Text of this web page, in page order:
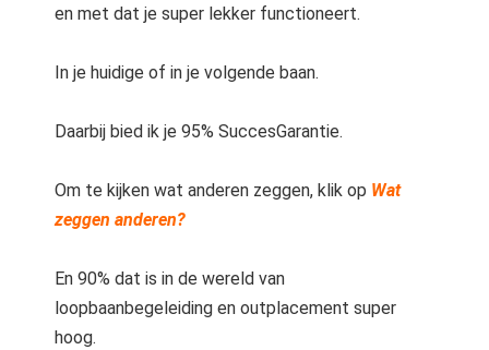
en met dat je super lekker functioneert.
In je huidige of in je volgende baan.
Daarbij bied ik je 95% SuccesGarantie.
Om te kijken wat anderen zeggen, klik op Wat
zeggen anderen?
En 90% dat is in de wereld van
loopbaanbegeleiding en outplacement super
hoog.